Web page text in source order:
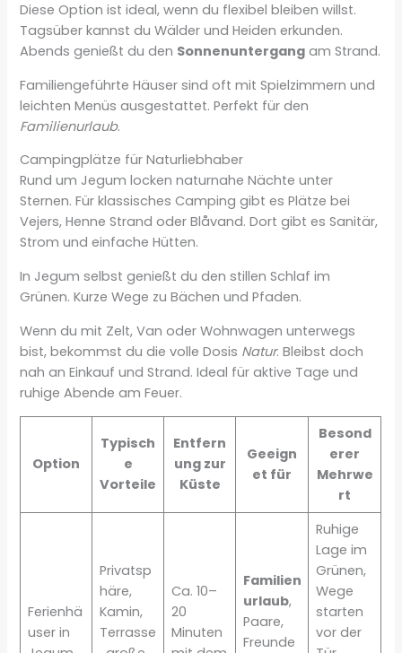
Diese Option ist ideal, wenn du flexibel bleiben willst.
Tagsüber kannst du Wälder und Heiden erkunden.
Abends genießt du den Sonnenuntergang am Strand.
Familiengeführte Häuser sind oft mit Spielzimmern und
leichten Menüs ausgestattet. Perfekt für den
Familienurlaub.
Campingplätze für Naturliebhaber
Rund um Jegum locken naturnahe Nächte unter
Sternen. Für klassisches Camping gibt es Plätze bei
Vejers, Henne Strand oder Blåvand. Dort gibt es Sanitär,
Strom und einfache Hütten.
In Jegum selbst genießt du den stillen Schlaf im
Grünen. Kurze Wege zu Bächen und Pfaden.
Wenn du mit Zelt, Van oder Wohnwagen unterwegs
bist, bekommst du die volle Dosis Natur. Bleibst doch
nah an Einkauf und Strand. Ideal für aktive Tage und
ruhige Abende am Feuer.
Option
Typisch
e
Vorteile
Entfern
ung zur
Küste
Geeign
et für
Besond
erer
Mehrwe
rt
Ferienhä
user in
Privatsp
häre,
Kamin,
Terrasse
Ca. 10–
20
Minuten
Familien
urlaub,
Paare,
Freunde
Ruhige
Lage im
Grünen,
Wege
starten
vor der